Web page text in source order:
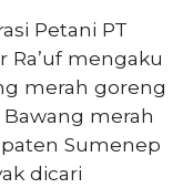
Petani PT
Ra’uf mengaku
merah goreng
merah
Sumenep
dicari